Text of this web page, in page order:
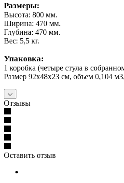
Размеры:
Высота: 800 мм.
Ширина: 470 мм.
Глубина: 470 мм.
Вес: 5,5 кг.
Упаковка:
1 коробка (четыре стула в
Размер 92х48х23 см, объем 0,104
Отзывы
Оставить отзыв